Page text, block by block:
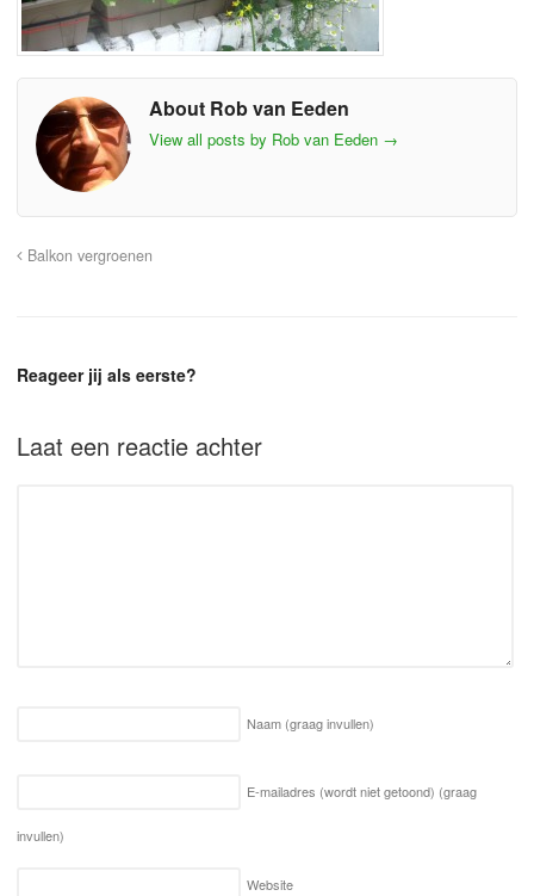
About Rob van Eeden
View all posts by Rob van Eeden →
Balkon vergroenen
Reageer jij als eerste?
Laat een reactie achter
Naam (graag invullen)
E-mailadres (wordt niet getoond) (graag
invullen)
Website